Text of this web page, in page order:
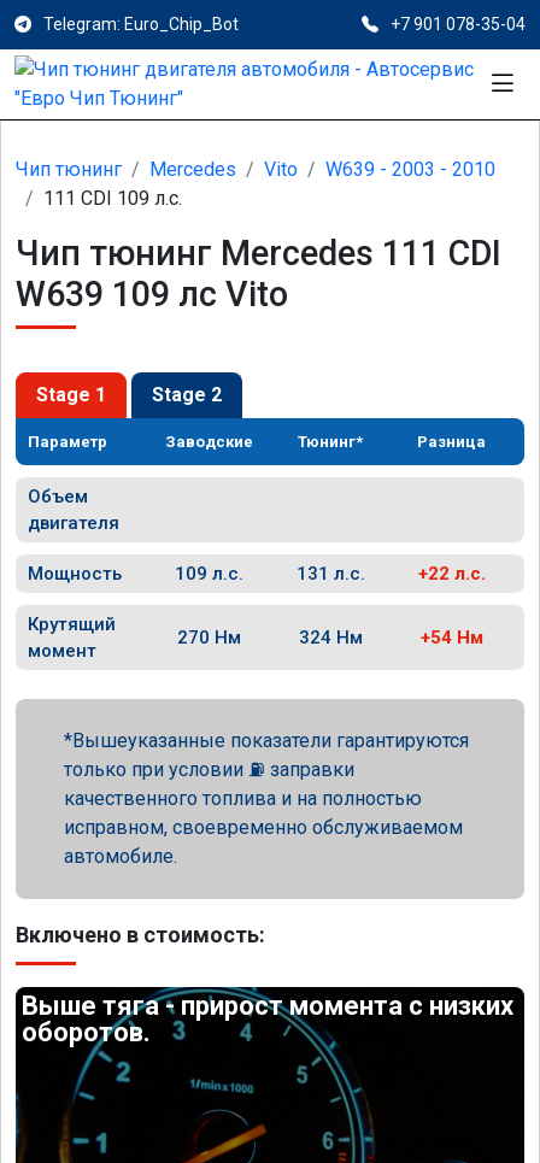
Telegram: Euro_Chip_Bot +7 901 078-35-04
Чип тюнинг Mercedes Vito
W639 - 2003 - 2010
111 CDI 109 л.с.
Чип тюнинг Mercedes 111 CDI
W639 109 лс Vito
Stage 1 Stage 2
Параметр Заводские Тюнинг* Разница
Объем
двигателя
Мощность 109 л.с. 131 л.с. +22 л.с.
Крутящий
момент
270 Нм 324 Нм +54 Нм
Вышеуказанные показатели гарантируются
только при условии ⛽ заправки
качественного топлива и на полностью
исправном, своевременно обслуживаемом
автомобиле.
Включено в стоимость:
Выше тяга - прирост момента с низких
оборотов.